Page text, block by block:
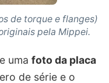
de torque e flanges)
pela Mippei.
uma foto da placa
de série e o